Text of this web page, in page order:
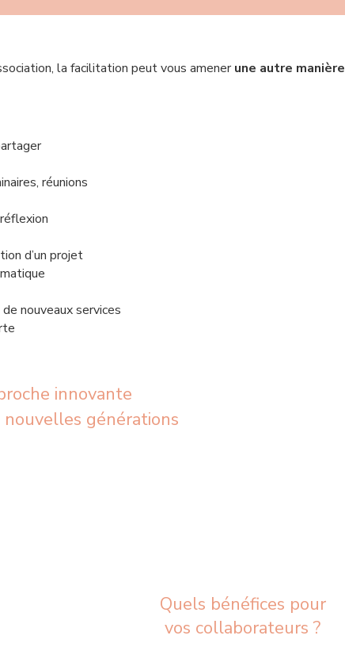
la facilitation peut vous amenerune autre manière
réunions
d’un projet
nouveaux services
innovante
nouvelles générations
Quels bénéfices pour
vos collaborateurs ?